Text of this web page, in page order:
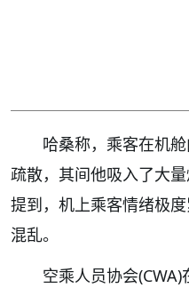
哈桑称，乘客在机
疏散，其间他吸入了大
提到，机上乘客情绪极
混乱。
空乘人员协会